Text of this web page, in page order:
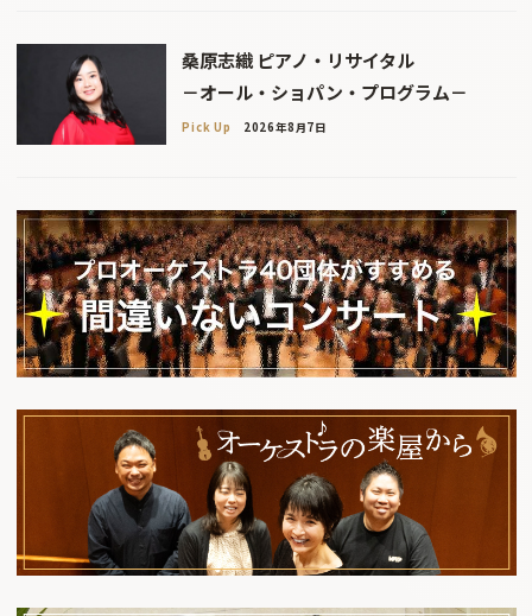
桑原志織 ピアノ・リサイタル
－オール・ショパン・プログラム－
Pick Up 2026年8月7日